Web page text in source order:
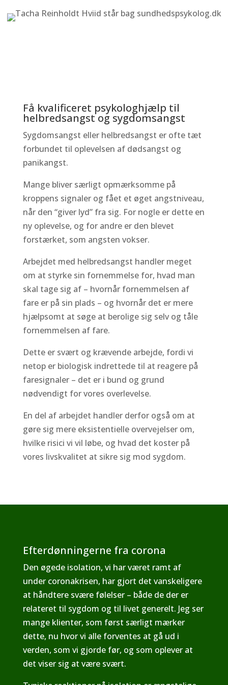
Få kvalificeret psykologhjælp til
helbredsangst og sygdomsangst
Sygdomsangst eller helbredsangst er ofte tæt
forbundet til oplevelsen af dødsangst og
panikangst.
Mange bliver særligt opmærksomme på
kroppens signaler og fået et øget angstniveau,
når den “giver lyd” fra sig. For nogle er dette en
ny oplevelse, og for andre er den blevet
forstærket, som angsten vokser.
Arbejdet med helbredsangst handler meget
om at styrke sin fornemmelse for, hvad man
skal tage sig af – hvornår fornemmelsen af
fare er på sin plads – og hvornår det er mere
hjælpsomt at søge at berolige sig selv og tåle
fornemmelsen af fare.
Dette er svært og krævende arbejde, fordi vi
netop er biologisk indrettede til at reagere på
faresignaler – det er i bund og grund
nødvendigt for vores overlevelse.
En del af arbejdet handler derfor også om at
gøre sig mere eksistentielle overvejelser om,
hvilke risici vi vil løbe, og hvad det koster på
vores livskvalitet at sikre sig mod sygdom.
Efterdønningerne fra corona
Den øgede isolation, vi har været ramt af
under coronakrisen, har gjort det vanskeligere
at håndtere svære følelser – både de der er
relateret til sygdom og til livet generelt. Jeg ser
mange klienter, som først særligt mærker
dette, nu hvor vi alle forventes at gå ud i
verden, som vi gjorde før, og som oplever at
det viser sig at være svært.